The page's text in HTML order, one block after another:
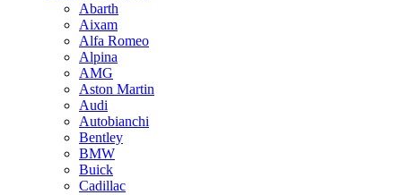
Abarth
Aixam
Alfa Romeo
Alpina
AMG
Aston Martin
Audi
Autobianchi
Bentley
BMW
Buick
Cadillac